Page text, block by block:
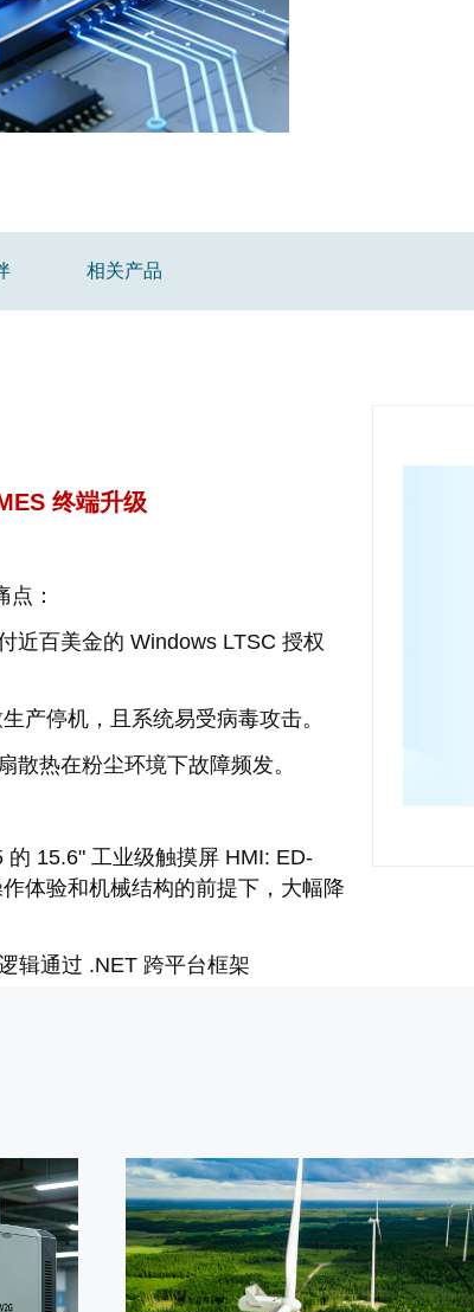
相关产品
终端升级
：
近百美金的 Windows LTSC 授权
产停机，且系统易受病毒攻击。
散热在粉尘环境下故障频发。
15.6" 工业级触摸屏 HMI: ED-
体验和机械结构的前提下，大幅降
辑通过 .NET 跨平台框架
Pi OS Lite，只运行必要
低了 55%。
的OS image, 让单台设备的部署时